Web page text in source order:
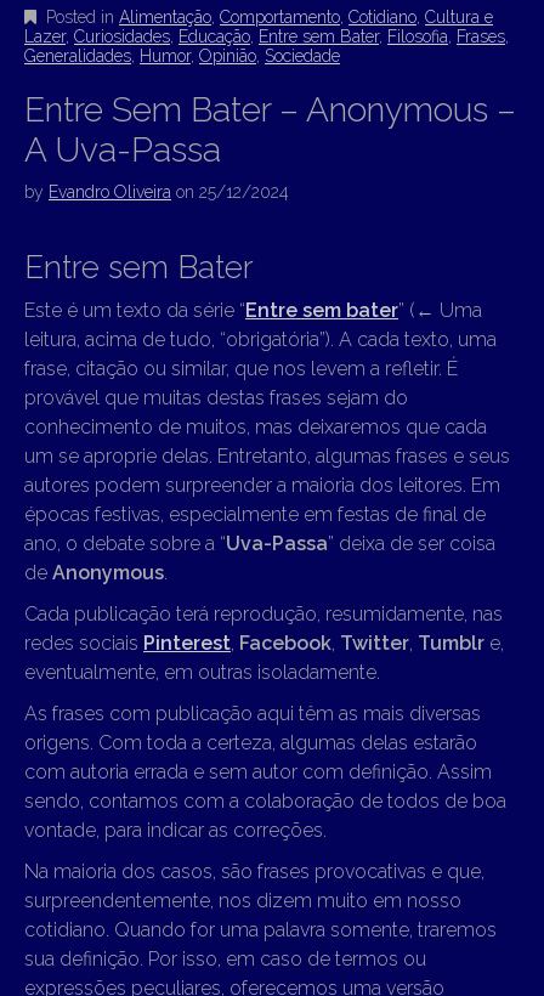
Posted in Alimentação Comportamento Cotidiano Cultura e
Lazer, Curiosidades Educação Entre sem Bater, Filosofia Frases
Generalidades Humor, Opinião Sociedade
Entre Sem Bater – Anonymous –
A Uva-Passa
by Evandro Oliveira on 25/12/2024
Entre sem Bater
Este é um texto da série “Entre sem bater” ( ← Uma
leitura, acima de tudo, “obrigatória”). A cada texto, uma
frase, citação ou similar, que nos levem a refletir. É
provável que muitas destas frases sejam do
conhecimento de muitos, mas deixaremos que cada
um se aproprie delas. Entretanto, algumas frases e seus
autores podem surpreender a maioria dos leitores. Em
épocas festivas, especialmente em festas de final de
ano, o debate sobre a “Uva-Passa” deixa de ser coisa
de Anonymous
Cada publicação terá reprodução, resumidamente, nas
redes sociais Pinterest Facebook Twitter Tumblr e,
eventualmente, em outras isoladamente.
As frases com publicação aqui têm as mais diversas
origens. Com toda a certeza, algumas delas estarão
com autoria errada e sem autor com definição. Assim
sendo, contamos com a colaboração de todos de boa
vontade, para indicar as correções.
Na maioria dos casos, são frases provocativas e que,
surpreendentemente, nos dizem muito em nosso
cotidiano. Quando for uma palavra somente, traremos
sua definição. Por isso, em caso de termos ou
expressões peculiares, oferecemos uma versão